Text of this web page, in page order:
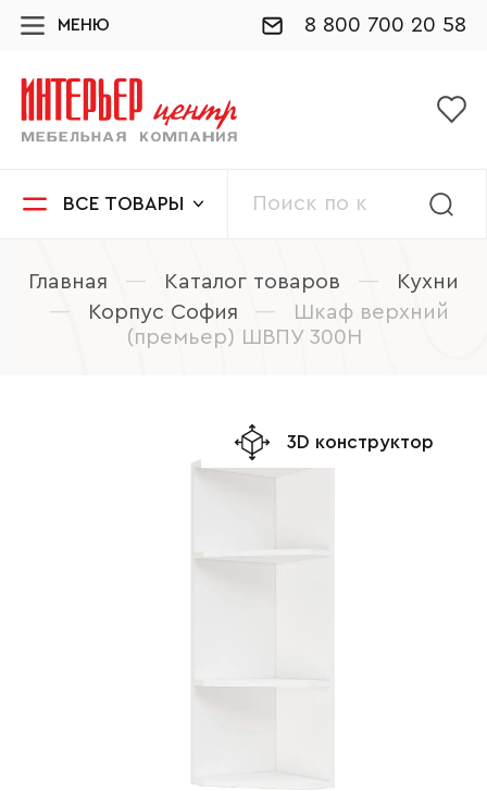
МЕНЮ 8 800 700 20 58
ВСЕ ТОВАРЫ
Главная — Каталог товаров —
Кухни
—
Корпус София —
Шкаф верхний
(премьер) ШВПУ 300Н
3D конструктор